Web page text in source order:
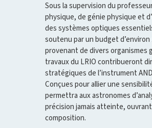
Sous la supervision du
physique, de génie physique et
des systèmes optiques
soutenu par un budget d’environ
provenant de divers organismes
travaux du LRIO contribueront
stratégiques de l’instrument
Conçues pour allier une
permettra aux astronomes
précision jamais atteinte,
composition.
Télescope géant européen
@Gracieuseté Simon